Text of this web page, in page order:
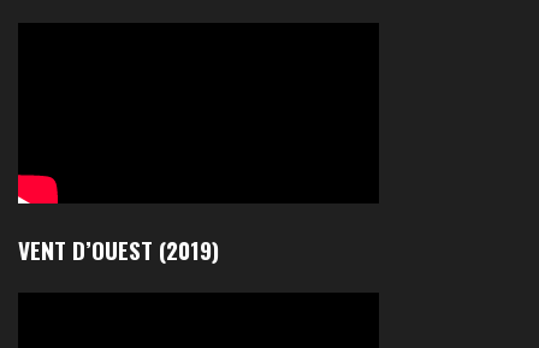
VENT D’OUEST (2019)